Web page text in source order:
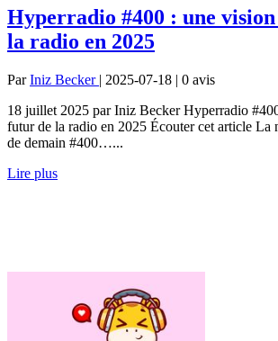
Hyperradio #400 : une
la radio en 2025
ParIniz Becker | 2025-07-18 | 0 avis
18 juillet 2025 par Iniz Becker Hyperradio
futur de la radio en 2025 Écouter cet article La
de demain #400…...
Lire plus